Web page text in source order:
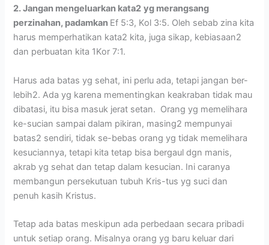
2. Jangan mengeluarkan kata2 yg merangsang
perzinahan, padamkan Ef 5:3, Kol 3:5. Oleh sebab zina kita
harus memperhatikan kata2 kita, juga sikap, kebiasaan2
dan perbuatan kita 1Kor 7:1.
Harus ada batas yg sehat, ini perlu ada, tetapi jangan ber-
lebih2. Ada yg karena mementingkan keakraban tidak mau
dibatasi, itu bisa masuk jerat setan. Orang yg memelihara
ke-sucian sampai dalam pikiran, masing2 mempunyai
batas2 sendiri, tidak se-bebas orang yg tidak memelihara
kesuciannya, tetapi kita tetap bisa bergaul dgn manis,
akrab yg sehat dan tetap dalam kesucian. Ini caranya
membangun persekutuan tubuh Kris-tus yg suci dan
penuh kasih Kristus.
Tetap ada batas meskipun ada perbedaan secara pribadi
untuk setiap orang. Misalnya orang yg baru keluar dari